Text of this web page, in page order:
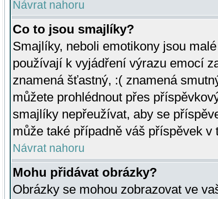
Návrat nahoru
Co to jsou smajlíky?
Smajlíky, neboli emotikony jsou
používají k vyjádření výrazu emocí
znamená šťastný, :( znamená
můžete prohlédnout přes
smajlíky nepřeužívat, aby se
může také případně váš příspěvek v
Návrat nahoru
Mohu přidávat obrázky?
Obrázky se mohou zobrazovat ve